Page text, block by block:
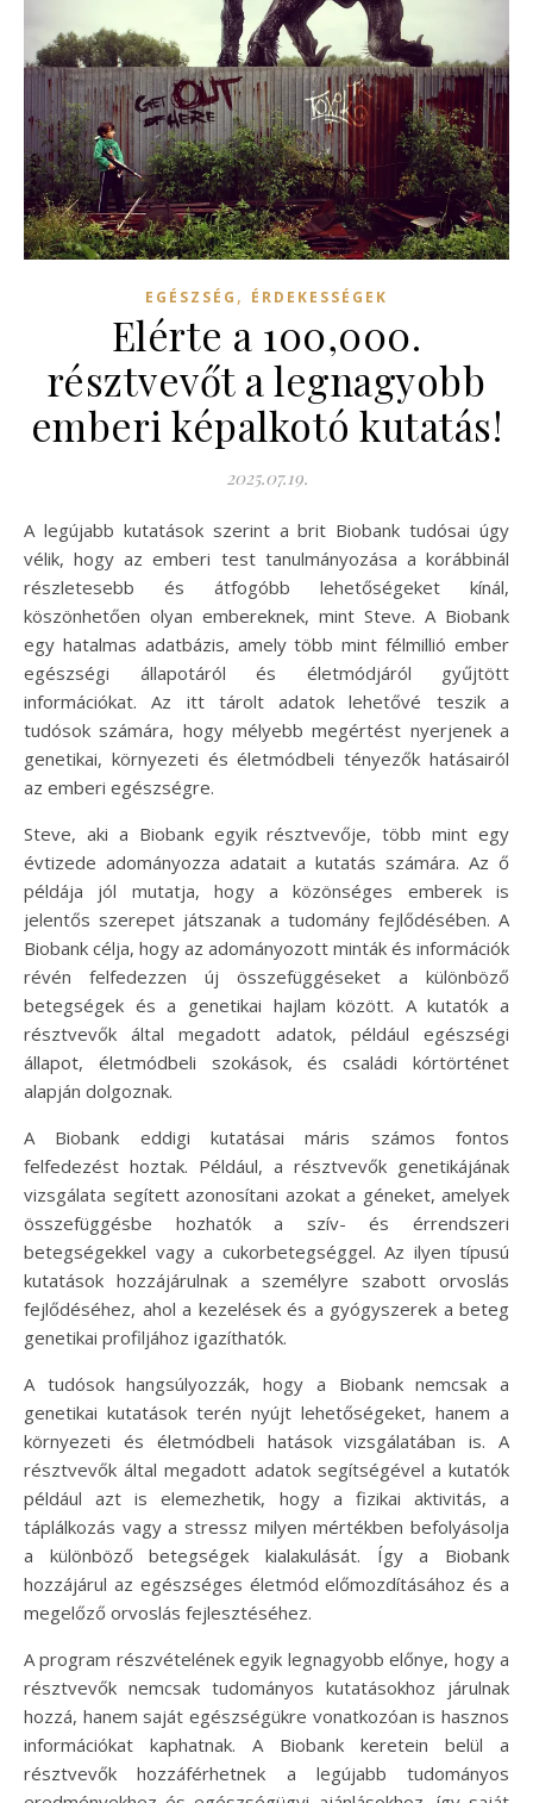
EGÉSZSÉG , ÉRDEKESSÉGEK
Elérte a 100,000.
résztvevőt a legnagyobb
emberi képalkotó kutatás!
2025.07.19.
A legújabb kutatások szerint a brit Biobank tudósai úgy
vélik, hogy az emberi test tanulmányozása a korábbinál
részletesebb és átfogóbb lehetőségeket kínál,
köszönhetően olyan embereknek, mint Steve. A Biobank
egy hatalmas adatbázis, amely több mint félmillió ember
egészségi állapotáról és életmódjáról gyűjtött
információkat. Az itt tárolt adatok lehetővé teszik a
tudósok számára, hogy mélyebb megértést nyerjenek a
genetikai, környezeti és életmódbeli tényezők hatásairól
az emberi egészségre.
Steve, aki a Biobank egyik résztvevője, több mint egy
évtizede adományozza adatait a kutatás számára. Az ő
példája jól mutatja, hogy a közönséges emberek is
jelentős szerepet játszanak a tudomány fejlődésében. A
Biobank célja, hogy az adományozott minták és információk
révén felfedezzen új összefüggéseket a különböző
betegségek és a genetikai hajlam között. A kutatók a
résztvevők által megadott adatok, például egészségi
állapot, életmódbeli szokások, és családi kórtörténet
alapján dolgoznak.
A Biobank eddigi kutatásai máris számos fontos
felfedezést hoztak. Például, a résztvevők genetikájának
vizsgálata segített azonosítani azokat a géneket, amelyek
összefüggésbe hozhatók a szív- és érrendszeri
betegségekkel vagy a cukorbetegséggel. Az ilyen típusú
kutatások hozzájárulnak a személyre szabott orvoslás
fejlődéséhez, ahol a kezelések és a gyógyszerek a beteg
genetikai profiljához igazíthatók.
A tudósok hangsúlyozzák, hogy a Biobank nemcsak a
genetikai kutatások terén nyújt lehetőségeket, hanem a
környezeti és életmódbeli hatások vizsgálatában is. A
résztvevők által megadott adatok segítségével a kutatók
például azt is elemezhetik, hogy a fizikai aktivitás, a
táplálkozás vagy a stressz milyen mértékben befolyásolja
a különböző betegségek kialakulását. Így a Biobank
hozzájárul az egészséges életmód előmozdításához és a
megelőző orvoslás fejlesztéséhez.
A program részvételének egyik legnagyobb előnye, hogy a
résztvevők nemcsak tudományos kutatásokhoz járulnak
hozzá, hanem saját egészségükre vonatkozóan is hasznos
információkat kaphatnak. A Biobank keretein belül a
résztvevők hozzáférhetnek a legújabb tudományos